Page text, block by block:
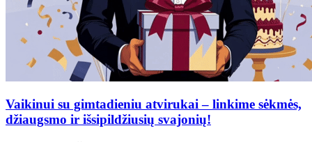
Vaikinui su gimtadieniu atvirukai – linkime sėkmės,
džiaugsmo ir išsipildžiusių svajonių!